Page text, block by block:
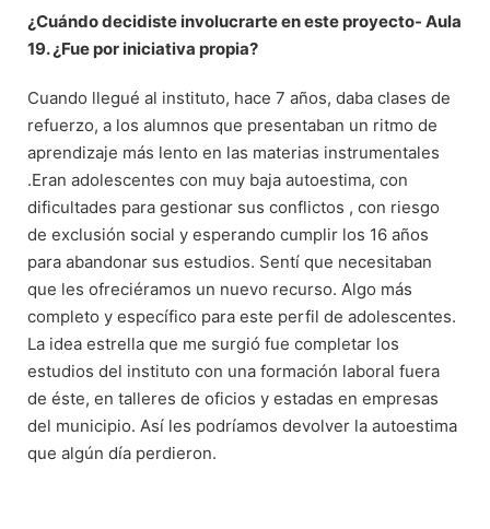
¿Cuándo decidiste involucrarte en este proyecto- Aula
19. ¿Fue por iniciativa propia?
Cuando llegué al instituto, hace 7 años, daba clases de
refuerzo, a los alumnos que presentaban un ritmo de
aprendizaje más lento en las materias instrumentales
.Eran adolescentes con muy baja autoestima, con
dificultades para gestionar sus conflictos , con riesgo
de exclusión social y esperando cumplir los 16 años
para abandonar sus estudios. Sentí que necesitaban
que les ofreciéramos un nuevo recurso. Algo más
completo y específico para este perfil de adolescentes.
La idea estrella que me surgió fue completar los
estudios del instituto con una formación laboral fuera
de éste, en talleres de oficios y estadas en empresas
del municipio. Así les podríamos devolver la autoestima
que algún día perdieron.